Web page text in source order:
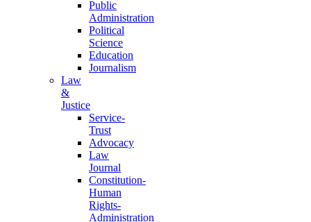
Public
Administration
Political
Science
Education
Journalism
Law
&
Justice
Service-
Trust
Advocacy
Law
Journal
Constitution-
Human
Rights-
Administration